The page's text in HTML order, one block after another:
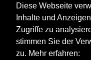
Diese Webseite
Inhalte und
Zugriffe zu
stimmen Sie der
zu. Mehr erfahren: